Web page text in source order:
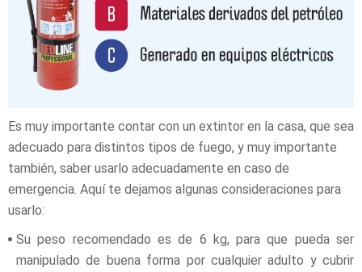
Es muy importante contar con un extintor en la casa, que sea
adecuado para distintos tipos de fuego, y muy importante
también, saber usarlo adecuadamente en caso de
emergencia. Aquí te dejamos algunas consideraciones para
usarlo:
Su peso recomendado es de 6 kg, para que pueda ser
manipulado de buena forma por cualquier adulto y cubrir